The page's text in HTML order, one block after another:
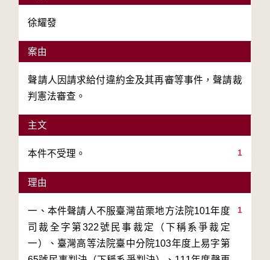
徐耀發
案由
聲請人因請求給付違約金及其再審等事件，聲請裁
判憲法審查。
主文
1
本件不受理。
理由
1
一、本件聲請人不服臺灣苗栗地方法院101年度
司裁全字第322號民事裁定（下稱系爭裁定
一）、臺灣高等法院臺中分院103年度上易字第